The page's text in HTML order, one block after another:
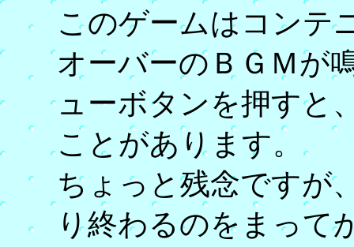
このゲームはコンテ
オーバーのＢＧＭが
ューボタンを押すと
ことがあります。
ちょっと残念ですが
り終わるのをまって